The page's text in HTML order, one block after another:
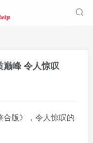
峰 令人惊叹
版》，令人惊叹的